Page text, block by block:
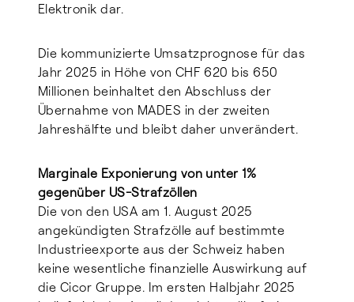
Elektronik dar.
Die kommunizierte Umsatzprognose für das
Jahr 2025 in Höhe von CHF 620 bis 650
Millionen beinhaltet den Abschluss der
Übernahme von MADES in der zweiten
Jahreshälfte und bleibt daher unverändert.
Marginale Exponierung von unter 1%
gegenüber US-Strafzöllen
Die von den USA am 1. August 2025
angekündigten Strafzölle auf bestimmte
Industrieexporte aus der Schweiz haben
keine wesentliche finanzielle Auswirkung auf
die Cicor Gruppe. Im ersten Halbjahr 2025